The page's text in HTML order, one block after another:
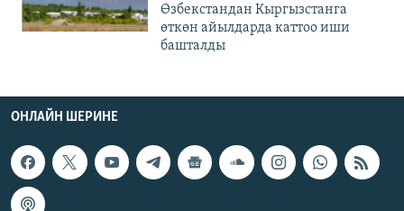
Өзбекстандан Кыргызстанга
өткөн айылдарда каттоо иши
башталды
ОНЛАЙН ШЕРИНЕ